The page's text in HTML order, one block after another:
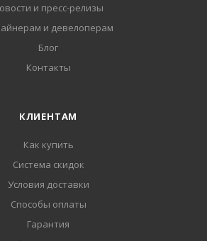
и пресс-релизы
и девелоперам
Блог
Контакты
КЛИЕНТАМ
Как купить
Система скидок
Условия доставки
Способы оплаты
Гарантия